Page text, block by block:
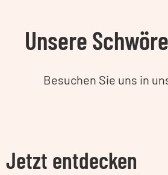
Unsere
Besuchen Sie uns in
Jetzt entdecken